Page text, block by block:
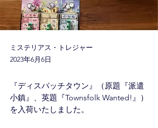
ミステリアス・トレジャー
2023年6月6日
『ディスパッチタウン』（原題『派遣
小鎮』、英題『Townsfolk Wanted!』）
を入荷いたしました。